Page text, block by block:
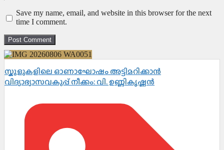
Save my name, email, and website in this browser for the next
time I comment.
സ്കൂളുകളിലെ ഓണാഘോഷം അട്ടിമറിക്കാൻ
വിദ്യാഭ്യാസവകുപ്പ് നീക്കം: വി. ഉണ്ണികൃഷ്ണൻ